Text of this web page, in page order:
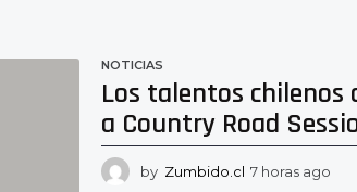
NOTICIAS
Los talentos chilenos
a Country Road
by Zumbido.cl 7 horas ago